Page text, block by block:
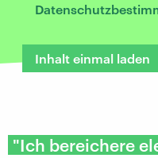
Inhalt einmal laden
"Ich bereichere